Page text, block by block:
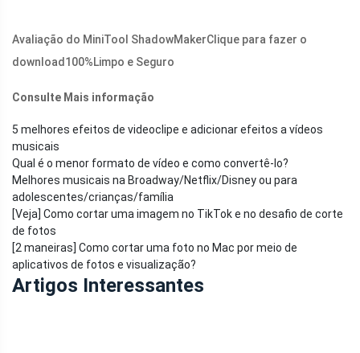
Avaliação do MiniTool ShadowMakerClique para fazer o
download 100%Limpo e Seguro
Consulte Mais informação
5 melhores efeitos de videoclipe e adicionar efeitos a vídeos
musicais
Qual é o menor formato de vídeo e como convertê-lo?
Melhores musicais na Broadway/Netflix/Disney ou para
adolescentes/crianças/família
[Veja] Como cortar uma imagem no TikTok e no desafio de corte
de fotos
[2 maneiras] Como cortar uma foto no Mac por meio de
aplicativos de fotos e visualização?
Artigos Interessantes